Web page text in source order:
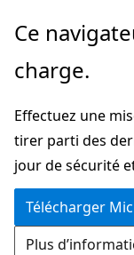
Passer
directement
au
principal
Ce
charge.
Effectuez une
tirer parti des
jour de sécurité
Télécharger
Plus